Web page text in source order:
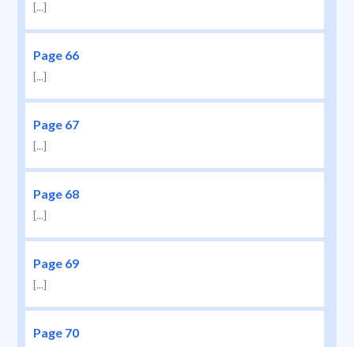
[...]
Page 66
[...]
Page 67
[...]
Page 68
[...]
Page 69
[...]
Page 70